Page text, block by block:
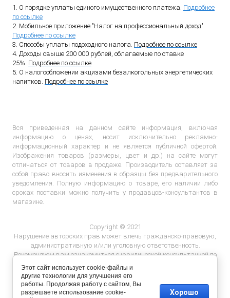
1. О порядке уплаты единого имущественного платежа. Подробнее
по ссылке
2. Мобильное приложение "Налог на профессиональный доход".
Подробнее по ссылке
3. Способы уплаты подоходного налога. Подробнее по ссылке
4. Доходы свыше 200 000 рублей, облагаемые по ставке
25%. Подробнее по ссылке
5. О налогообложении акцизами безалкогольных энергетических
напитков. Подробнее по ссылке
Вся приведенная на данном сайте информация, включая
информацию о ценах, носит исключительно рекламно-
информационный характер и не является публичной офертой.
Изображения товаров (размеры, цвет и др.) на сайте могут
отличаться от товаров в продаже. Производитель оставляет за
собой право вносить изменения в образцы без предварительного
уведомления. Полную информацию о товаре, его наличии либо
сроках поставки можно получить у продавцов-консультантов в
магазине.
Copyright © 2021
Нарушение авторских прав может влечь гражданско-правовую,
административную и/или уголовную ответственность.
Рекомендуем вам ознакомиться с юридической консультацией по
ответственности за нарушение авторских прав.
Этот сайт использует cookie-файлы и
другие технологии для улучшения его
работы. Продолжая работу с сайтом, Вы
разрешаете использование cookie-
Хорошо